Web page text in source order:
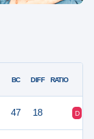
BC DIFF RATIO
47 18 D